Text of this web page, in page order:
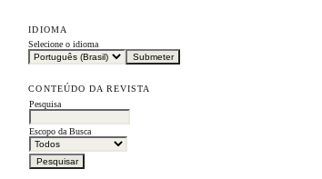
IDIOMA
Selecione o idioma
CONTEÚDO DA REVISTA
Pesquisa
Escopo da Busca